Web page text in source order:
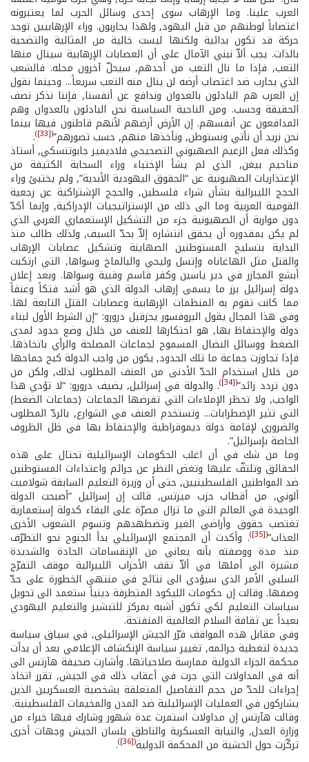
العرب علينا. وما الإرهاب سوى إحدى وسائل الحرب لما يعتبرونه
اغتصاباً لوطنهم من قبل اليهود, ولهذا يحاربون. وراء الإرهابيين توجد
حركة قد تكون بدائية ولكنها ليست خالية من المثالية والتضحية
بالذات. يجب ألاّ نبني الآمال على أن العصابات الإرهابية سينال منها
التعب, فإذا ما نال التعب من أحدهم, سيحلّ آخرون محله. فالشعب
الذي يحارب ضد اغتصاب أرضه لن ينال منه التعب سريعاً... وحينما نقول
إن العرب هم البادئون بالعدوان وندافع عن أنفسنا, فإننا نذكر نصف
الحقيقة وحسب. ومن الناحية السياسية نحن البادئون بالعدوان وهم
المدافعون عن أنفسهم. إن الأرض أرضهم لأنهم قاطنون فيها بينما
نحن نريد أن نأتي ونستوطن, ونأخذها منهم, حسب تصورهم”(
[33]
)
.
وكذلك فعل الزعيم الصهيوني التصحيحي فلاديمير جابوتنسكي, أستاذ
مناحيم بيغن, الذي لم يشأ الإختباء وراء السحابة الكثيفة من
الإعتذاريات الصهيونية عن “الحقوق اليهودية الأبدية”, ولم يختبئ وراء
الحجج الليبرالية بشأن شراء فلسطين, والحجج الإشتراكية عن رجعية
القومية العربية وما الى ذلك من الإستراتيجيات الإدراكية, وإنما أكدّ
دون مواربة أن الصهيونية جزء من التشكيل الإستعماري الغربي الذي
لم يكن بمقدوره أن يحقق انتشاره إلاّ بحدّ السيف, ولذلك طالب منذ
البداية بتسليح المستوطنين الصهاينة وتشكيل عصابات الإرهاب
والقتل مثل الهاغاناه وإتسل وليحي والبالماخ وسواها, التي ارتكبت
أبشع المجازر في دير ياسين وكفر قاسم وقبية وسواها. وبعد إعلان
دولة إسرائيل برز ما يسمى إرهاب الدولة الذي هو أشد فتكاً وعنفاً
مما كانت تقوم به المنظمات الإرهابية وعصابات القتل التابعة لها.
وفي هذا المجال يقول البروفسور يحزقيل درورو: “إن الشرط الأول لبناء
دولة والإحتفاظ بها, هو احتكارها للعنف من خلال وضع حدود لمدى
الضغط ووسائل النضال المسموح لجماعات المصلحة والرأي باتخاذها.
فإذا تجاوزت جماعة ما تلك الحدود, يكون من واجب الدولة كبح جماحها
من خلال استخدام الحدّ الأدنى من العنف المطلوب لذلك, ولكن من
دون تردد زائد”(
[34]
). والدولة في إسرائيل, يضيف درورو: “لا تؤدي هذا
الواجب, ولا تحظر الإملاءات التي تفرضها الجماعات (جماعات الضغط)
التي تثير الإضطرابات... وتستخدم العنف في الشوارع, بالردّ المطلوب
والضروري لإقامة دولة ديموقراطية والإحتفاظ بها في ظل الظروف
الخاصة بإسرائيل”.
وما من شك في أن اغلب الحكومات الإسرائيلية تحتال على هذه
الحقائق وتلتفّ عليها وتغض النظر عن جرائم واعتداءات المستوطنين
ضد المواطنين الفلسطينيين, حتى أن وزيرة التعليم السابقة شولاميت
ألوني, من أقطاب حزب ميرتس, قالت إن إسرائيل “أصبحت الدولة
الوحيدة في العالم التي ما تزال مصرّة على البقاء كدولة إستعمارية
تغتصب حقوق وأراضي الغير وتضطهدهم وتسوم الشعوب الأخرى
العذاب”(
[35]
). وأكدت أن المجتمع الإسرائيلي بدأ الجنوح نحو التطرّف
منذ مدة ووصفته بأنه يعاني من الإنقسامات الحادة والشديدة
مشيرة الى أملها في ألاّ تقف الأحزاب الليبرالية موقف التفرّج
السلبي الأمر الذي سيؤدي الى نتائج في منتهى الخطورة على حدّ
وصفها. وقالت إن حكومات الليكود المتطرفة دينياً ستعمد الى تحويل
سياسات التعليم لكي تكون أشبه بمركز للتبشير والتعليم اليهودي
بعيداً عن ثقافة السلام العالمية المنفتحة.
وفي مقابل هذه المواقف قرّر الجيش الإسرائيلي, في سياق سياسة
جديدة لتغطية جرائمه, تغيير سياسة الإنكشاف الإعلامي بعد أن بدأت
محكمة الجزاء الدولية ممارسة صلاحياتها. وأشارت صحيفة هآرتس الى
أنه في المداولات التي جرت في أعقاب ذلك في الجيش, تقرر اتخاذ
إجراءات للحدّ من حجم التفاصيل المتعلقة بشخصية العسكريين الذين
يشاركون في العمليات الإسرائيلية ضد المدن والمخيمات الفلسطينية.
وقالت هآرتس إن مداولات استمرت عدة شهور وشارك فيها خبراء من
وزارة العدل, والنيابة العسكرية والناطق بلسان الجيش وجهات أخرى
تركّزت حول الخشية من المحكمة الدولية(
[36]
)
.